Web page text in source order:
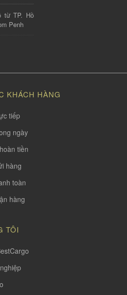
từ TP. Hồ
Penh
KHÁCH HÀNG
tiếp
ngày
tiền
hàng
toàn
hàng
TÔI